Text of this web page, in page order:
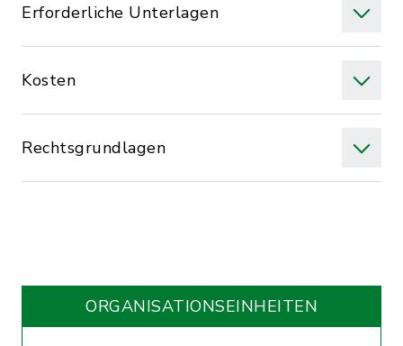
Erforderliche Unterlagen
Kosten
Rechtsgrundlagen
ORGANISATIONS­EINHEITEN